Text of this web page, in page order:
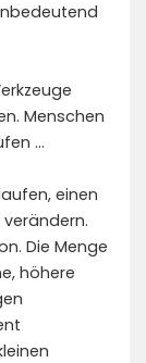
Menschen
…
einen
Die Menge
höhere